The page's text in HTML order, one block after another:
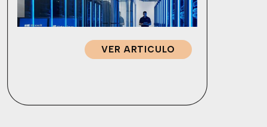
VER ARTICULO